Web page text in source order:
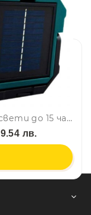
Мощна соларна LED лампа 100W, свети до 15 часа, зарежда се от слънце или ток, с блиц режим, прожектор - CK 688
лв.